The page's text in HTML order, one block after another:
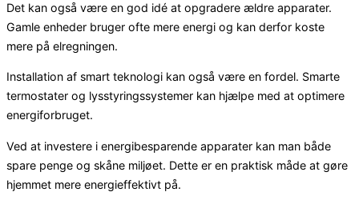
Det kan også være en god idé at opgradere ældre apparater.
Gamle enheder bruger ofte mere energi og kan derfor koste
mere på elregningen.
Installation af smart teknologi kan også være en fordel. Smarte
termostater og lysstyringssystemer kan hjælpe med at optimere
energiforbruget.
Ved at investere i energibesparende apparater kan man både
spare penge og skåne miljøet. Dette er en praktisk måde at gøre
hjemmet mere energieffektivt på.